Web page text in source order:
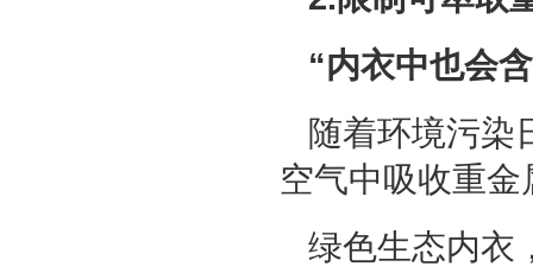
“内衣中也会
随着环境污染
空气中吸收重
绿色生态内衣